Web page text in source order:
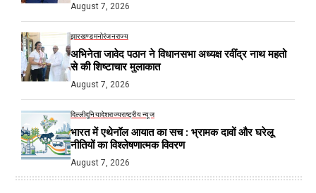
August 7, 2026
झारखण्डमनोरंजनराज्य
अभिनेता जावेद पठान ने विधानसभा अध्यक्ष रवींद्र नाथ महतो
से की शिष्टाचार मुलाकात
August 7, 2026
दिल्लीदुनियादेशराज्यराष्ट्रीय न्यूज
भारत में एथेनॉल आयात का सच : भ्रामक दावों और घरेलू
नीतियों का विश्लेषणात्मक विवरण
August 7, 2026